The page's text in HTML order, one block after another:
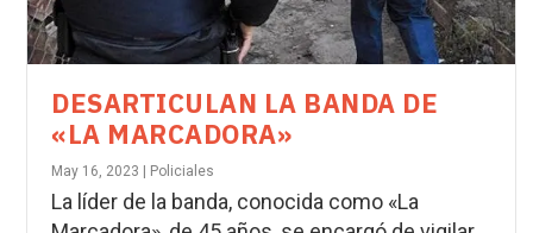
DESARTICULAN LA BANDA DE
«LA MARCADORA»
May 16, 2023 Policiales
La líder de la banda, conocida como «La